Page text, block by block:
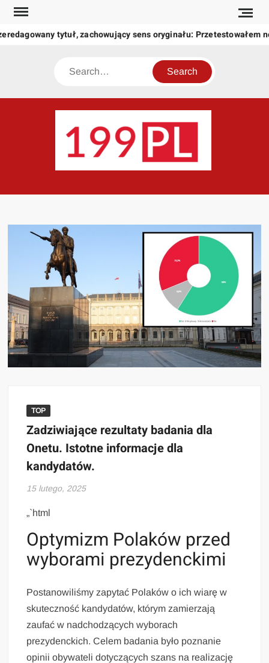
Skip
content
tytuł, zachowujący sens oryginału: Przetestowałem
Search
świat
TOP
Zadziwiające rezultaty badania dla
Onetu. Istotne informacje dla
kandydatów.
15 lutego, 2025
„`html
Optymizm Polaków przed
wyborami prezydenckimi
Postanowiliśmy zapytać Polaków o ich wiarę w
skuteczność kandydatów, którym zamierzają
zaufać w nadchodzących wyborach
prezydenckich. Celem badania było poznanie
opinii obywateli dotyczących szans na realizację